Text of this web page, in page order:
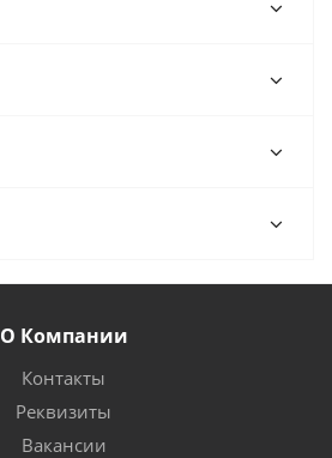
О Компании
Контакты
Реквизиты
Вакансии